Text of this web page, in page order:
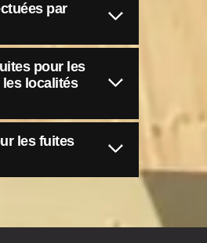
par
pour les
localités
les fuites